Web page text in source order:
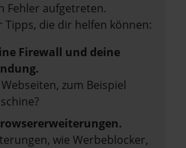
Fehler aufgetreten.
Tipps, die dir helfen können:
Firewall und deine
zum Beispiel
wie Werbeblocker,